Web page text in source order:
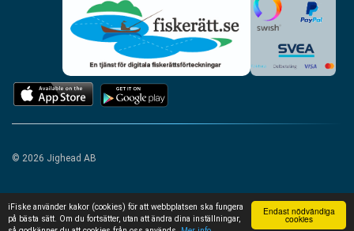
Endast nödvändiga
cookies
iFiske använder kakor (cookies) för att webbplatsen ska fungera
på bästa sätt. Om du fortsätter, utan att ändra dina inställningar,
© 2026 Jighead AB